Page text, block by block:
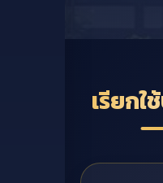
เรียกใ